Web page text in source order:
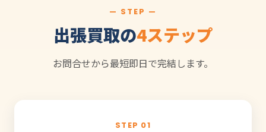
— STEP —
出張買取の4ステップ
お問合せから最短即日で完結します。
STEP 01